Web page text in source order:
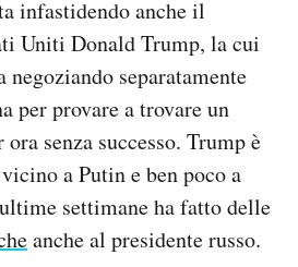
infastidendo anche il
Uniti Donald Trump, la cui
separatamente
per provare a trovare un
senza successo. Trump è
a Putin e ben poco a
settimane ha fatto delle
anche al presidente russo.